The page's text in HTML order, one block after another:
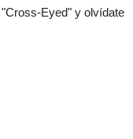
Eyed" y olvídate